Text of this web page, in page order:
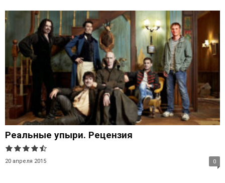
Реальные упыри. Рецензия
20 апреля 2015 0